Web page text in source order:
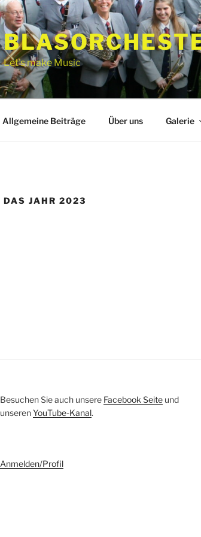
Let's make Music
Allgemeine Beiträge Über uns Galerie
DAS JAHR 2023
Besuchen Sie auch unsere Facebook Seite und
unserenYouTube-Kanal.
Anmelden/Profil